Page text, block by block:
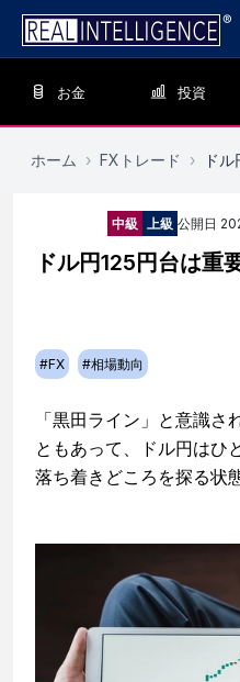
お金 投資
ホーム › FXトレード › ド
中級 上級 公開日
ドル円125円台は重
#FX #相場動向
「黒田ライン」と意識さ
ともあって、ドル円はひ
落ち着きどころを探る状